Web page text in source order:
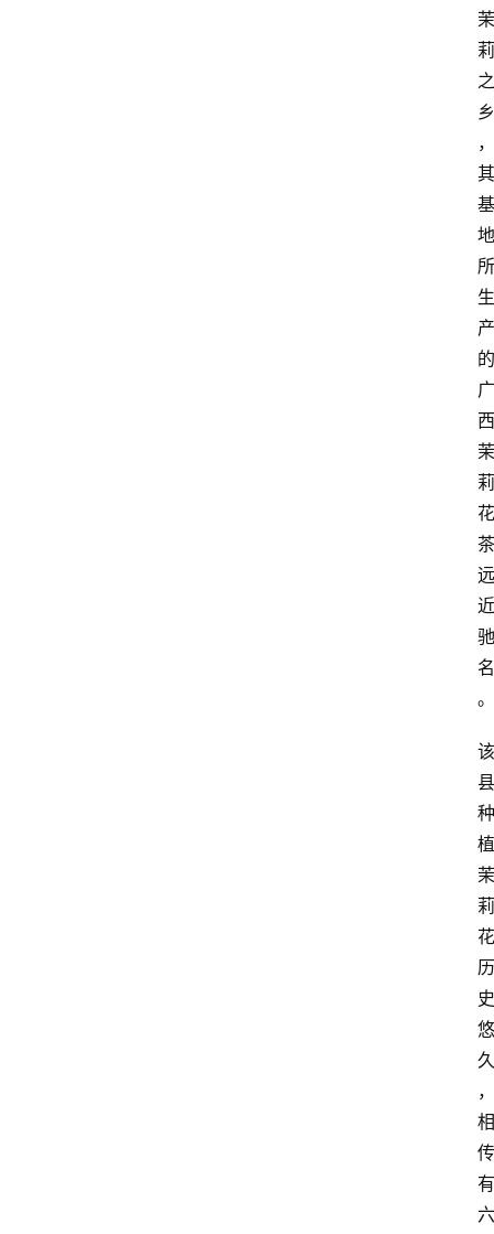
茉
莉
之
乡
，
其
基
地
所
生
产
的
广
西
茉
莉
花
茶
远
近
驰
名
。
该
县
种
植
茉
莉
花
历
史
悠
久
，
相
传
有
六